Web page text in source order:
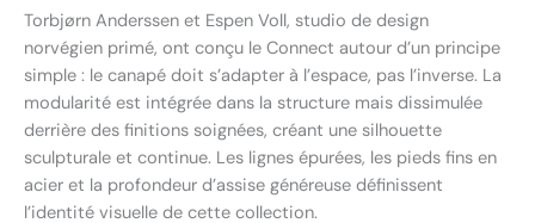
Torbjørn Anderssen et Espen Voll, studio de design
norvégien primé, ont conçu le Connect autour d’un principe
simple : le canapé doit s’adapter à l’espace, pas l’inverse. La
modularité est intégrée dans la structure mais dissimulée
derrière des finitions soignées, créant une silhouette
sculpturale et continue. Les lignes épurées, les pieds fins en
acier et la profondeur d’assise généreuse définissent
l’identité visuelle de cette collection.